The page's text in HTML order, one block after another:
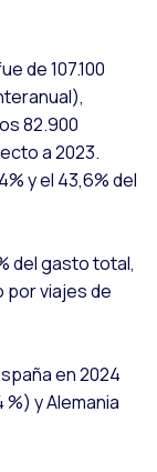
de 107.100
82.900
a 2023.
y el 43,6% del
del gasto total,
por viajes de
en 2024
y Alemania